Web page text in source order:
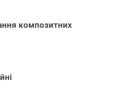
композитних